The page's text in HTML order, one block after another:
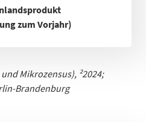
zum Vorjahr)
Mikrozensus), ²2024;
Brandenburg